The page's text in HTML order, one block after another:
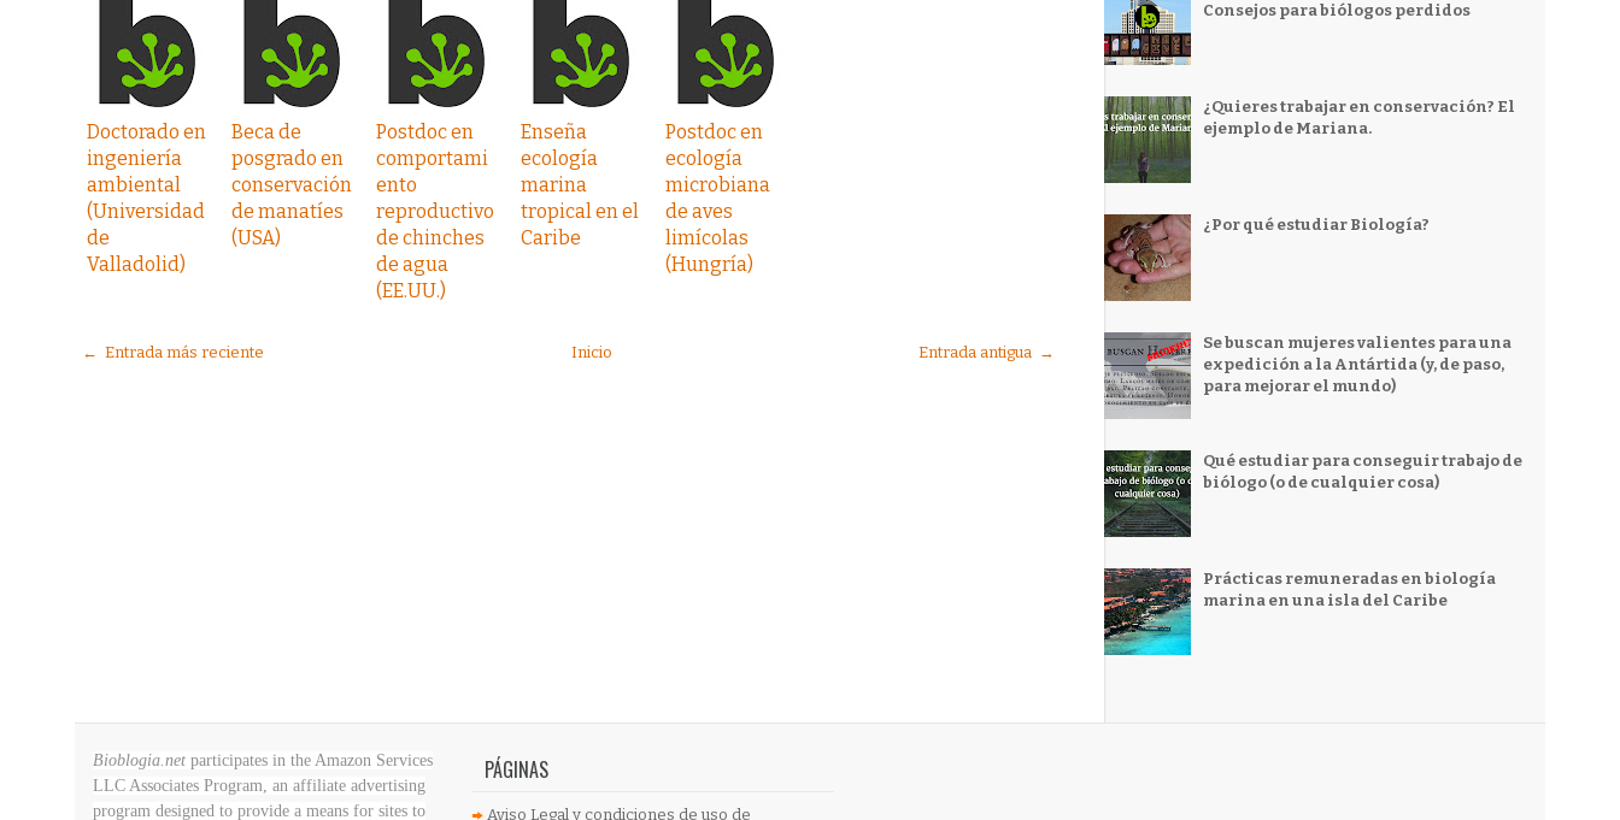
Doctorado en
ingeniería
ambiental
(Universidad
de
Valladolid)
Beca de
posgrado en
conservación
de manatíes
(USA)
Postdoc en
comportami
ento
reproductivo
de chinches
de agua
(EE.UU.)
Enseña
ecología
marina
tropical en el
Caribe
Postdoc en
ecología
microbiana
de aves
limícolas
(Hungría)
← Entrada más reciente Entrada antigua →
Inicio
Consejos para biólogos perdidos
¿Quieres trabajar en conservación? El
ejemplo de Mariana.
¿Por qué estudiar Biología?
Se buscan mujeres valientes para una
expedición a la Antártida (y, de paso,
para mejorar el mundo)
Qué estudiar para conseguir trabajo de
biólogo (o de cualquier cosa)
Prácticas remuneradas en biología
marina en una isla del Caribe
Bioblogia.net participates in the Amazon Services
LLC Associates Program, an affiliate advertising
program designed to provide a means for sites to
PÁGINAS
Aviso Legal y condiciones de uso de